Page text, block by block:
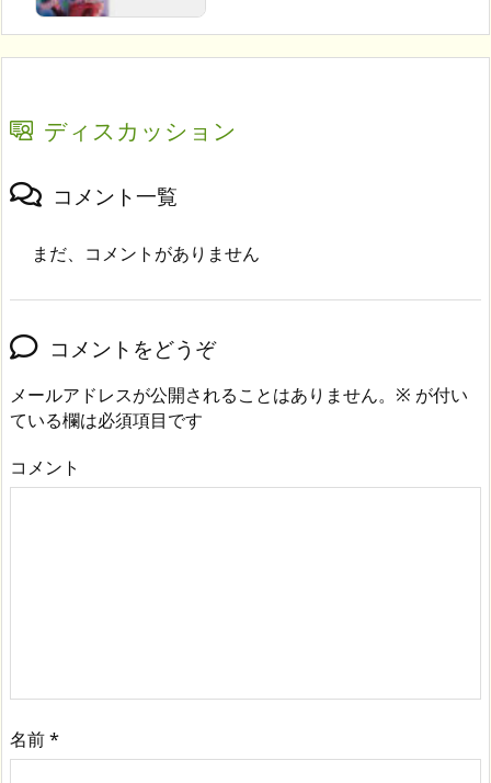
ディスカッション
コメント一覧
まだ、コメントがありません
コメントをどうぞ
メールアドレスが公開されることはありません。 ※ が付い
ている欄は必須項目です
コメント
名前*